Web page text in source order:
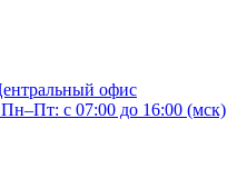
офис
Пн–Пт: с 07:00 до 16:00 (мск)